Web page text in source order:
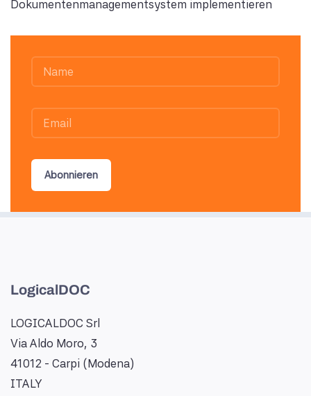
Dokumentenmanagementsystem implementieren
Abonnieren
LogicalDOC
LOGICALDOC Srl
Via Aldo Moro, 3
41012 - Carpi (Modena)
ITALY